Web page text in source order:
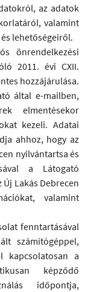
az adatok
valamint
lehetőségeiről.
önrendelkezési
2011. évi CXII.
hozzájárulása.
által e-mailben,
elmentésekor
kezeli. Adatai
ahhoz, hogy az
nyilvántartsa és
a Látogató
Lakás Debrecen
valamint
fenntartásával
számítógéppel,
kapcsolatosan a
képződő
időpontja,